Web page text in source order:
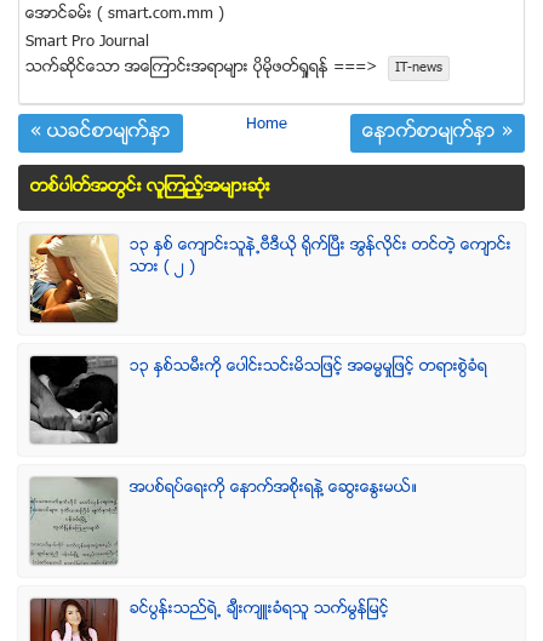
ေအာင္ခမ္း ( smart.com.mm )
Smart Pro Journal
သက္ဆုိင္ေသာ အေၾကာင္းအရာမ်ား ပုိမုိဖတ္ရႈရန္ ===>
IT-news
« ယခင္စာမ်က္ႏွာ Home ေနာက္စာမ်က္ႏွာ »
တစ္ပါတ္အတြင္း လူၾကည့္အမ်ားဆံုး
၁၃ ႏွစ္ ေက်ာင္းသူနဲ႕ဗီဒီယို ရိုက္ျပီး အြန္လိုင္း တင္တဲ့ ေက်ာင္း
သား ( ၂ )
၁၃ ႏွစ္သမီးကို ေပါင္းသင္းမိသျဖင့္ အဓမၼမႈျဖင့္ တရားစြဲခံရ
အပစ္ရပ္ေရးကို ေနာက္အစိုးရနဲ႔ ေဆြးေႏြးမယ္။
ခင္ပြန္းသည္ရဲ႕ ခ်ီးက်ဴးခံရသူ သက္မြန္ျမင့္